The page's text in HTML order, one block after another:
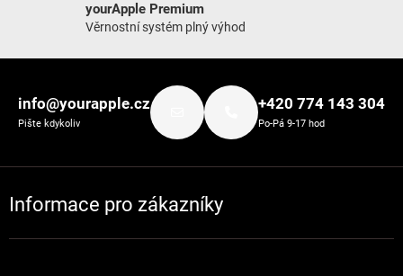
yourApple Premium
Věrnostní systém plný výhod
info@yourapple.cz
Pište kdykoliv
+420 774 143 304
Po-Pá 9-17 hod
Informace pro zákazníky